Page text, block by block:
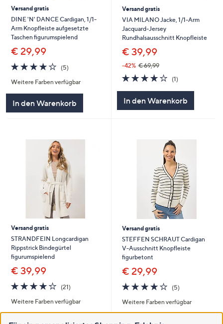
Versand gratis
DINE 'N' DANCE Cardigan, 1/1-
Arm Knopfleiste aufgesetzte
Taschen figurumspielend
€ 29,99
4.0
von
5
(5)
Weitere Farben verfügbar
In den Warenkorb
Versand gratis
VIA MILANO Jacke, 1/1-Arm
Jacquard-Jersey
Rundhalsausschnitt Knopfleiste
€ 39,99
-42% € 69,99
4.0
von
5
(1)
In den Warenkorb
Versand gratis
STRANDFEIN Longcardigan
Rippstrick Bindegürtel
figurumspielend
€ 39,99
3.9
von
5
(21)
Weitere Farben verfügbar
Versand gratis
STEFFEN SCHRAUT Cardigan
V-Ausschnitt Knopfleiste
figurbetont
€ 29,99
3.8
von
5
(5)
Weitere Farben verfügbar